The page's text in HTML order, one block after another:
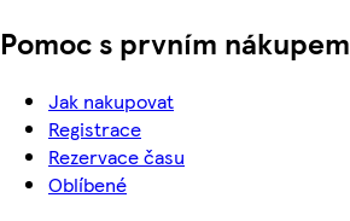
Pomoc s prvním nákupem
Jak nakupovat
Registrace
Rezervace času
Oblíbené